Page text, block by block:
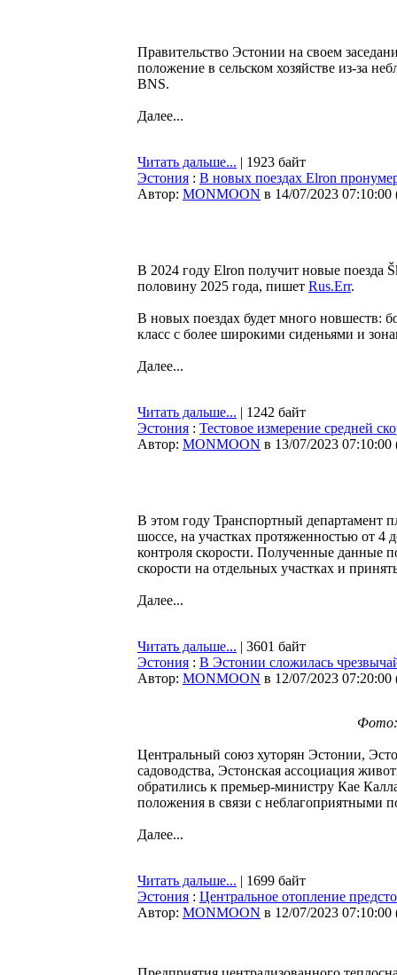
Правительство Эстонии на своем
положение в сельском хозяйстве из-за
BNS.
Далее...
Читать дальше... | 1923 байт
Эстония : В новых поездах Elron
Автор: MONMOON в 14/07/2023 07:10:00
В 2024 году Elron получит новые поезда
половину 2025 года, пишет Rus.Err.
В новых поездах будет много новшеств:
класс с более широкими сиденьями и
Далее...
Читать дальше... | 1242 байт
Эстония : Тестовое измерение средней
Автор: MONMOON в 13/07/2023 07:10:00
В этом году Транспортный департамент
шоссе, на участках протяженностью от 4
контроля скорости. Полученные данные
скорости на отдельных участках и
Далее...
Читать дальше... | 3601 байт
Эстония : В Эстонии сложилась
Автор: MONMOON в 12/07/2023 07:20:00
Фото:
Центральный союз хуторян Эстонии,
садоводства, Эстонская ассоциация
обратились к премьер-министру Кае
положения в связи с неблагоприятными
Далее...
Читать дальше... | 1699 байт
Эстония : Центральное отопление
Автор: MONMOON в 12/07/2023 07:10:00